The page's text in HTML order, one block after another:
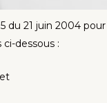
du 21 juin 2004
dessous :